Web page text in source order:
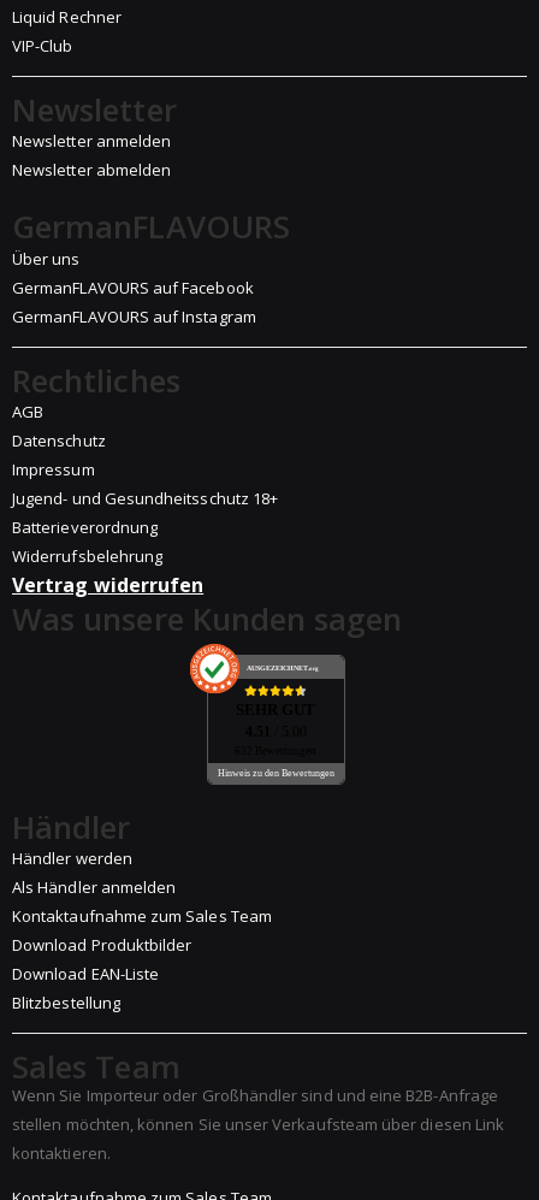
Liquid Rechner
VIP-Club
Newsletter
Newsletter anmelden
Newsletter abmelden
GermanFLAVOURS
Über uns
GermanFLAVOURS auf Facebook
GermanFLAVOURS auf Instagram
Rechtliches
AGB
Datenschutz
Impressum
Jugend- und Gesundheitsschutz 18+
Batterieverordnung
Widerrufsbelehrung
Vertrag widerrufen
Was unsere Kunden sagen
AUSGEZEICHNET.org
Hinweis zu den Bewertungen
Händler
Händler werden
Als Händler anmelden
Kontaktaufnahme zum Sales Team
Download Produktbilder
Download EAN-Liste
Blitzbestellung
Sales Team
Wenn Sie Importeur oder Großhändler sind und eine B2B-Anfrage
stellen möchten, können Sie unser Verkaufsteam über diesen Link
kontaktieren.